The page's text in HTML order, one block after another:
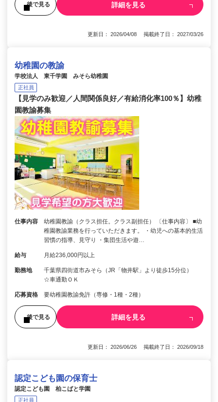
後で見る 詳細を見る
更新日： 2026/04/08 掲載終了日： 2027/03/26
幼稚園の教諭
学校法人 東千学園 みそら幼稚園
正社員
【見学のみ歓迎／人間関係良好／有給消化率100％】幼稚
園教諭募集
仕事内容
幼稚園教諭（クラス担任。クラス副担任） 〔仕事内容〕 ■幼
稚園教諭業務を行っていただきます。 ・幼児への基本的生活
習慣の指導、見守り ・集団生活や遊…
給与 月給236,000円以上
勤務地
千葉県四街道市みそら（JR「物井駅」より徒歩15分位）
☆車通勤ＯＫ
応募資格 要幼稚園教諭免許（専修・1種・2種）
後で見る 詳細を見る
更新日： 2026/06/26 掲載終了日： 2026/09/18
認定こども園の保育士
認定こども園 柏こばと学園
正社員